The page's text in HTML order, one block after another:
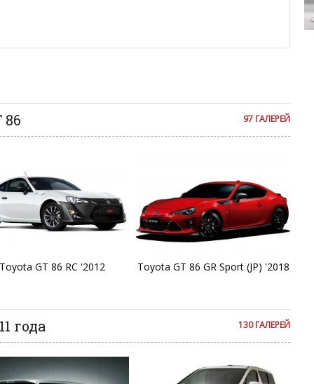
комментарии публикуются только после модерации, поэтому
сайте с некоторым опозданием.
97 ГАЛЕРЕЙ
86
Toyota GT 86 RC '2012 Toyota GT 86 GR Sport (JP) '2018
130 ГАЛЕРЕЙ
года